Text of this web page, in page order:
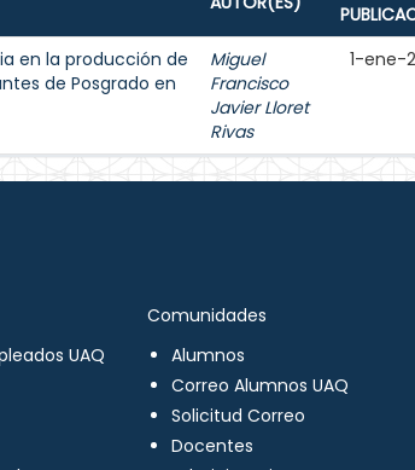
en la producción de
de Posgrado en
Miguel
Francisco
Javier Lloret
Rivas
1-ene-
UAQ
Comunidades
Alumnos
Correo Alumnos UAQ
Solicitud Correo
Docentes